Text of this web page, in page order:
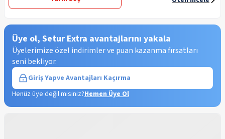
Üye ol, Setur Extra avantajlarını yakala
Üyelerimize özel indirimler ve puan kazanma fırsatları
seni bekliyor.
Giriş Yapve Avantajları Kaçırma
Henüz üye değil misiniz?Hemen Üye Ol